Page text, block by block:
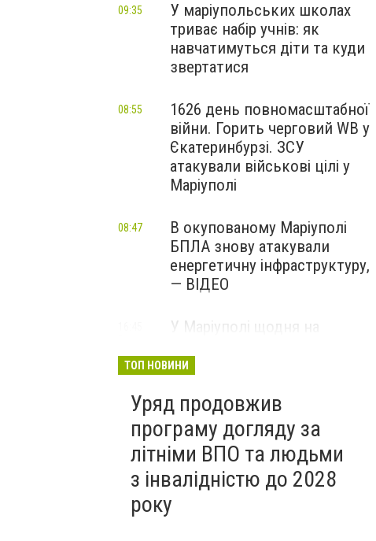
У маріупольських школах
триває набір учнів: як
навчатимуться діти та куди
звертатися
09:35
1626 день повномасштабної
війни. Горить черговий WB у
Єкатеринбурзі. ЗСУ
атакували військові цілі у
Маріуполі
08:55
В окупованому Маріуполі
БПЛА знову атакували
енергетичну інфраструктуру,
— ВІДЕО
08:47
У Маріуполі щодня на
відключатимуть світло: це
ТОП НОВИНИ
Уряд продовжив
програму догляду за
літніми ВПО та людьми
з інвалідністю до 2028
року